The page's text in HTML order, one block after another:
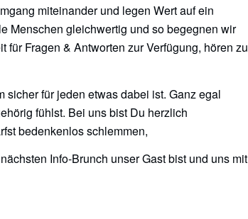
miteinander und legen Wert auf ein
Menschen gleichwertig und so begegnen wir
Fragen & Antworten zur Verfügung, hören zu
für jeden etwas dabei ist. Ganz egal
fühlst. Bei uns bist Du herzlich
bedenkenlos schlemmen,
Info-Brunch unser Gast bist und uns mit